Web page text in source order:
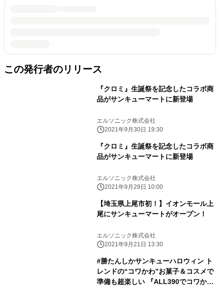
この発行者のリリース
『クロミ』生誕祭を記念したコラボ商
品がサンキューマートに新登場
エルソニック株式会社
2021年9月30日 19:30
『クロミ』生誕祭を記念したコラボ商
品がサンキューマートに新登場
エルソニック株式会社
2021年9月29日 10:00
【埼玉県上尾市初！】イオンモール上
尾にサンキューマートがオープン！
エルソニック株式会社
2021年9月21日 13:30
#勝たんしかサンキューハロウィン ト
レンドの“コワかわ”お菓子＆コスメで
準備も超楽しい 『ALL390でコワかわ